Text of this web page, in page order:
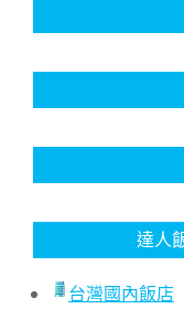
達人
台灣國內飯店